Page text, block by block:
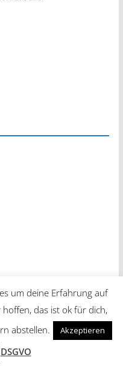
. Alle Rechte vorbehalten.
Präsentiert von
.
um deine Erfahrung auf
das ist ok für dich,
abstellen.
Akzeptieren
DSGVO